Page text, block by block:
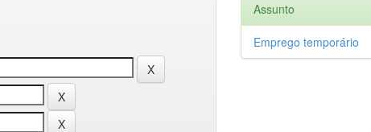
Assunto
Emprego temporário